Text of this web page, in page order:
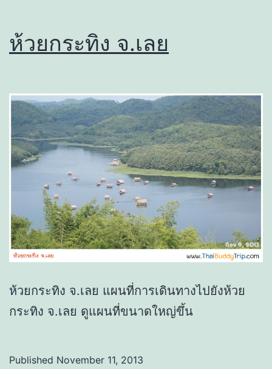
ห้วยกระทิง จ.เลย
ห้วยกระทิง จ.เลย แผนที่การเดินทางไปยังห้วย
กระทิง จ.เลย ดูแผนที่ขนาดใหญ่ขึ้น
Published November 11, 2013